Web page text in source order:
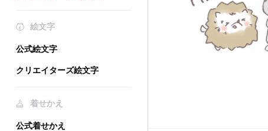
絵文字
公式絵文字
クリエイターズ絵文字
着せかえ
公式着せかえ